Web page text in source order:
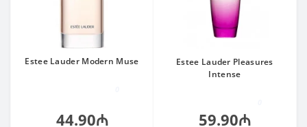
Estee Lauder Modern Muse
44.90₼
Estee Lauder Pleasures
Intense
59.90₼